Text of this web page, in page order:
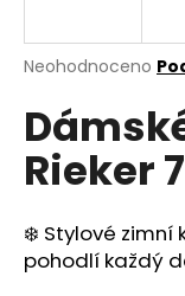
Průměrné
produktu
je
0,0
hvězdiček.
Neohodnoceno
Rieker
❄️ Stylové zimní
pohodlí každý
j
t
?